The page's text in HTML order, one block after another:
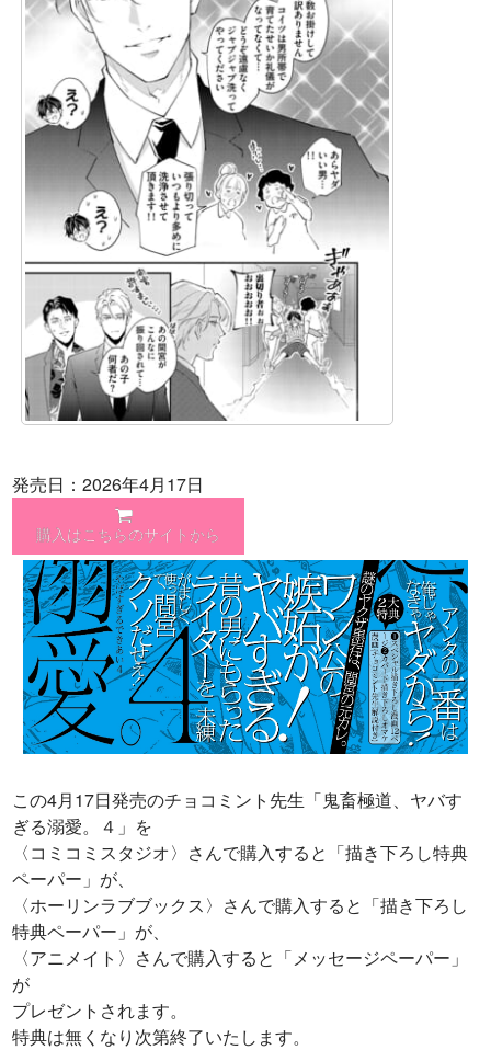
発売日：2026年4月17日
購入はこちらのサイトから
この4月17日発売のチョコミント先生「鬼畜極道、ヤバす
ぎる溺愛。４」を
〈コミコミスタジオ〉さんで購入すると「描き下ろし特典
ペーパー」が、
〈ホーリンラブブックス〉さんで購入すると「描き下ろし
特典ペーパー」が、
〈アニメイト〉さんで購入すると「メッセージペーパー」
が
プレゼントされます。
特典は無くなり次第終了いたします。